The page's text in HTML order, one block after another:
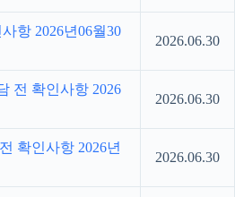
항 2026년06월30
2026.06.30
전 확인사항 2026
2026.06.30
확인사항 2026년
2026.06.30